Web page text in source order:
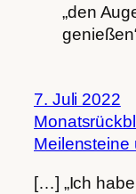
„den
7. Juli 2022
Meilensteine
[…] „Ich